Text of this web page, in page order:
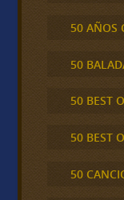
50 AÑOS
50
50 BEST
50 BEST
50